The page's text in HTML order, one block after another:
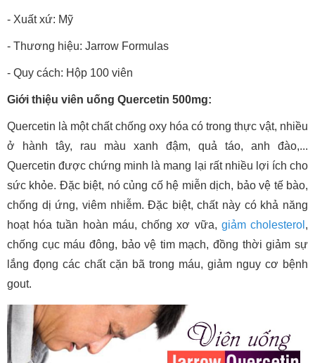
- Xuất xứ: Mỹ
- Thương hiệu: Jarrow Formulas
- Quy cách: Hộp 100 viên
Giới thiệu viên uống Quercetin 500mg:
Quercetin là một chất chống oxy hóa có trong thực vật, nhiều
ở hành tây, rau màu xanh đậm, quả táo, anh đào,...
Quercetin được chứng minh là mang lại rất nhiều lợi ích cho
sức khỏe. Đặc biệt, nó củng cố hệ miễn dịch, bảo vệ tế bào,
chống dị ứng, viêm nhiễm. Đặc biệt, chất này có khả năng
hoạt hóa tuần hoàn máu, chống xơ vữa, giảm cholesterol ,
chống cục máu đông, bảo vệ tim mạch, đồng thời giảm sự
lắng đọng các chất cặn bã trong máu, giảm nguy cơ bệnh
gout.